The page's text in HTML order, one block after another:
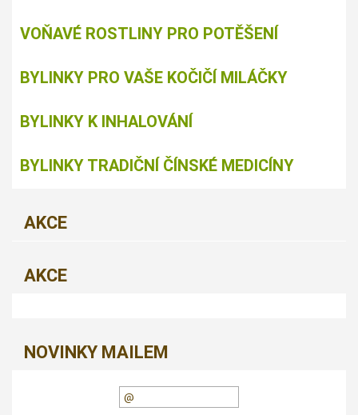
VOŇAVÉ ROSTLINY PRO POTĚŠENÍ
BYLINKY PRO VAŠE KOČIČÍ MILÁČKY
BYLINKY K INHALOVÁNÍ
BYLINKY TRADIČNÍ ČÍNSKÉ MEDICÍNY
AKCE
AKCE
NOVINKY MAILEM